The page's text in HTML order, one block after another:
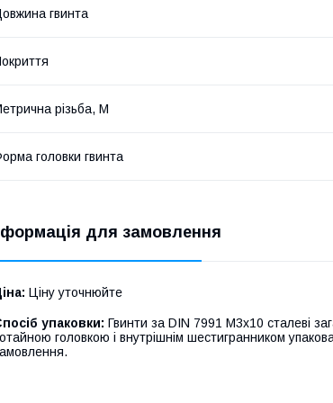
гвинта
різьба, М
головки гвинта
для замовлення
Ціну уточнюйте
упаковки: Гвинти за DIN 7991 М3х10 сталеві
головкою і внутрішнім шестигранником